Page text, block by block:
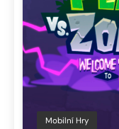
Mobilní Hry